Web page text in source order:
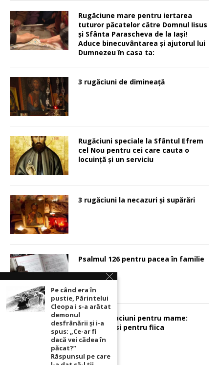
Rugăciune mare pentru iertarea
tuturor păcatelor către Domnul Iisus
şi Sfânta Parascheva de la Iaşi!
Aduce binecuvântarea şi ajutorul lui
Dumnezeu în casa ta:
3 rugăciuni de dimineață
Rugăciuni speciale la Sfântul Efrem
cel Nou pentru cei care cauta o
locuinţă şi un serviciu
3 rugăciuni la necazuri și supărări
Psalmul 126 pentru pacea în familie
Sunt 2 rugaciuni pentru mame:
pentru fiu si pentru fiica
Pe când era în
pustie, Părintelui
Cleopa i s-a arătat
demonul
desfrânării şi i-a
spus: „Ce-ar fi
dacă vei cădea în
păcat?”
Răspunsul pe care